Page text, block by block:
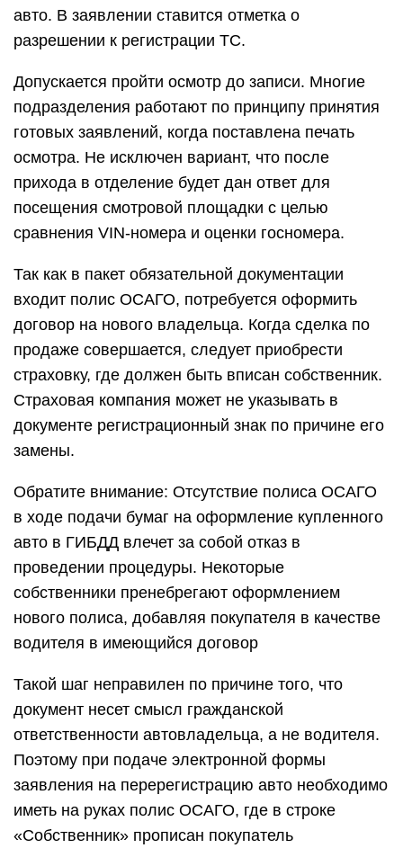
авто. В заявлении ставится отметка о
разрешении к регистрации ТС.
Допускается пройти осмотр до записи. Многие
подразделения работают по принципу принятия
готовых заявлений, когда поставлена печать
осмотра. Не исключен вариант, что после
прихода в отделение будет дан ответ для
посещения смотровой площадки с целью
сравнения VIN-номера и оценки госномера.
Так как в пакет обязательной документации
входит полис ОСАГО, потребуется оформить
договор на нового владельца. Когда сделка по
продаже совершается, следует приобрести
страховку, где должен быть вписан собственник.
Страховая компания может не указывать в
документе регистрационный знак по причине его
замены.
Обратите внимание: Отсутствие полиса ОСАГО
в ходе подачи бумаг на оформление купленного
авто в ГИБДД влечет за собой отказ в
проведении процедуры. Некоторые
собственники пренебрегают оформлением
нового полиса, добавляя покупателя в качестве
водителя в имеющийся договор
Такой шаг неправилен по причине того, что
документ несет смысл гражданской
ответственности автовладельца, а не водителя.
Поэтому при подаче электронной формы
заявления на перерегистрацию авто необходимо
иметь на руках полис ОСАГО, где в строке
«Собственник» прописан покупатель